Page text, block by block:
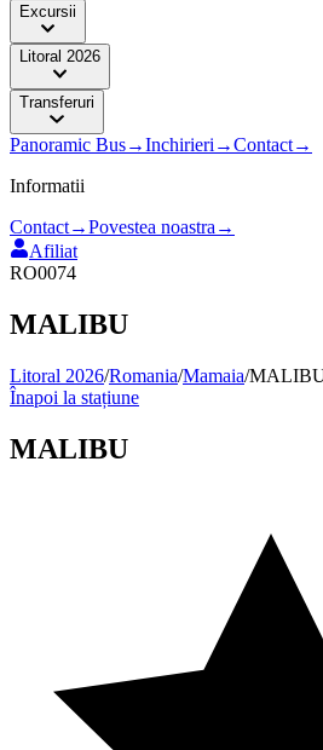
Excursii
Litoral 2026
Transferuri
Panoramic Bus→Inchirieri →Contact→
Informatii
Contact→Povestea noastra →
Afiliat
RO0074
MALIBU
Litoral 2026/Romania/Mamaia/
Înapoi la stațiune
MALIBU